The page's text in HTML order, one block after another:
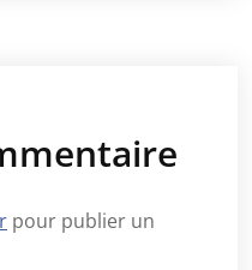
pour publier un